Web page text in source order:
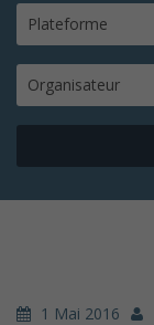
Plateforme
Organisateur
1 Mai 2016